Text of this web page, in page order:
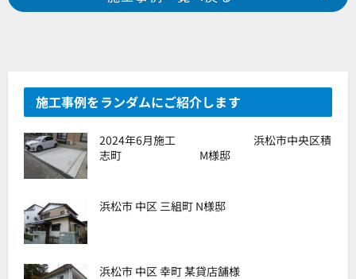
浜松市 南区 米津町 落合様邸
浜松市 浜北区 於呂 U様邸
施工事例をランダムにご紹介します
2024年6月施工 浜松市中央区積
志町 M様邸
浜松市 中区 三組町 N様邸
浜松市 中区 幸町 某貸店舗様